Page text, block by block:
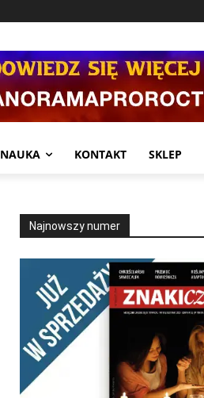
NAUKA KONTAKT SKLEP
Najnowszy numer